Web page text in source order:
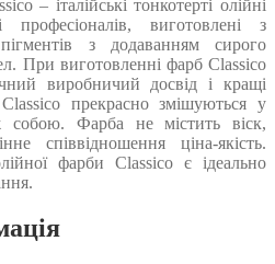
– італійські тонкотерті олійні
виготовлені з
з додаванням сирого
При виготовленні фарб Classico
виробничий досвід і кращі
прекрасно змішуються у
собою. Фарба не містить віск,
співвідношення ціна-якість.
фарби Classico є ідеально